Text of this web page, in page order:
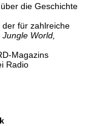
über die Geschichte
für zahlreiche
World,
Magazins
Radio